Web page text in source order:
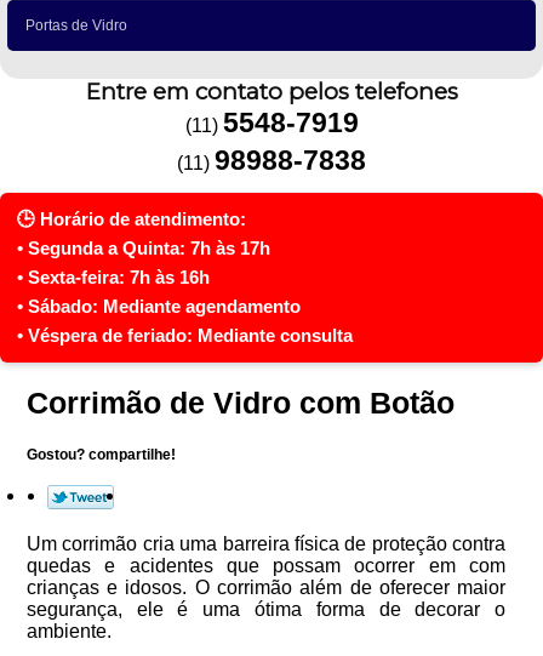
Portas de Vidro
Entre em contato pelos telefones
(11) 5548-7919
(11) 98988-7838
Corrimão de Vidro com Botão
Gostou? compartilhe!
Um corrimão cria uma barreira física de proteção contra
quedas e acidentes que possam ocorrer em com
crianças e idosos. O corrimão além de oferecer maior
segurança, ele é uma ótima forma de decorar o
ambiente.